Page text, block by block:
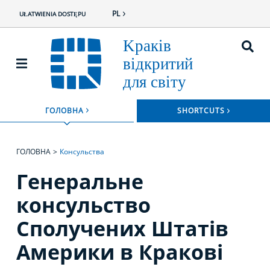
UŁATWIENIA DOSTĘPU PL
ГОЛОВНАROZWIŃ MENU SHORTCUTS
ГОЛОВНА Консульства
Генеральне
консульство
Сполучених Штатів
Америки в Кракові